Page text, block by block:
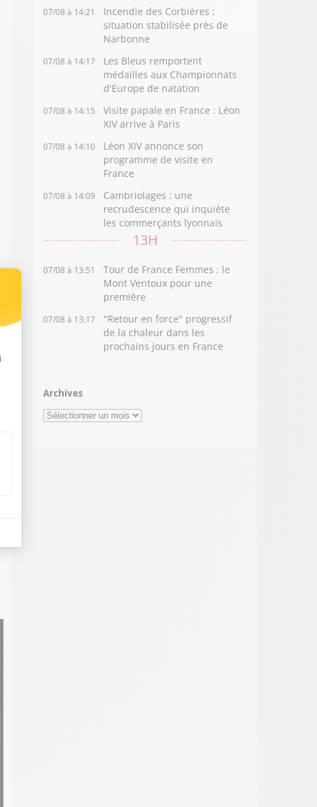
07/08 à 14:21
Incendie des Corbières :
situation stabilisée près de
Narbonne
07/08 à 14:17
Les Bleus remportent
médailles aux Championnats
d'Europe de natation
07/08 à 14:15
Visite papale en France : Léon
XIV arrive à Paris
07/08 à 14:10
Léon XIV annonce son
programme de visite en
France
07/08 à 14:09
Cambriolages : une
recrudescence qui inquiète
les commerçants lyonnais
13H
07/08 à 13:51
Tour de France Femmes : le
Mont Ventoux pour une
première
07/08 à 13:17
"Retour en force" progressif
de la chaleur dans les
prochains jours en France
Archives
Archives